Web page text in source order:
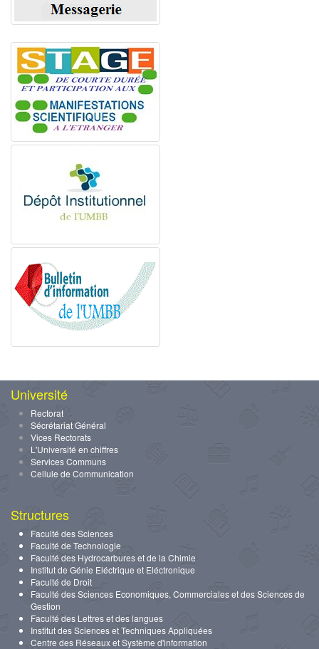
Université
Rectorat
Sécrétariat Général
Vices Rectorats
L'Université en chiffres
Services Communs
Cellule de Communication
Structures
Faculté des Sciences
Faculté de Technologie
Faculté des Hydrocarbures et de la Chimie
Institut de Génie Eléctrique et Eléctronique
Faculté de Droit
Faculté des Sciences Economiques, Commerciales et des Sciences de
Gestion
Faculté des Lettres et des langues
Institut des Sciences et Techniques Appliquées
Centre des Réseaux et Système d'information